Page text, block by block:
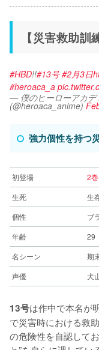
【災害救助
#HBD!!#13号 #2月3日
#heroaca_a
— 僕のヒーローアカデ
(@heroaca_anime)
強力個性を持つ
初登場
2
生死
生
個性
ブ
年齢
29
名シーン
期
声優
犬
13号は作中で本名が
で災害時における救
の危険性を自認して